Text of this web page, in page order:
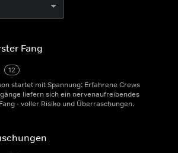
Fang
12
startet mit Spannung: Erfahrene Crews
liefern sich ein nervenaufreibendes
- voller Risiko und Überraschungen.